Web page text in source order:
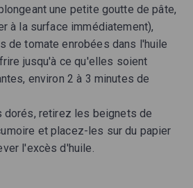
une petite goutte de pâte,
à la surface immédiatement),
de tomate enrobées dans l'huile
jusqu'à ce qu'elles soient
environ 2 à 3 minutes de
dorés, retirez les beignets de
et placez-les sur du papier
l'excès d'huile.